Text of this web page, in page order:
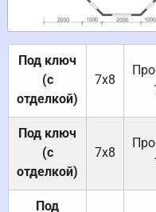
Под ключ
(с
отделкой)
7х8
Под ключ
(с
отделкой)
7х8
Под